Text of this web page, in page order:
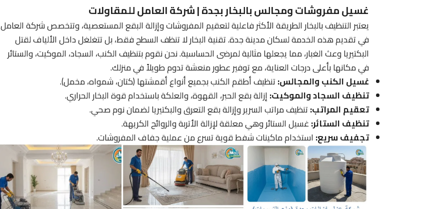
غسيل مفروشات ومجالس بالبخار بجدة | شركة العامل للمقاولات
يعتبر التنظيف بالبخار الطريقة الأكثر فاعلية لتعقيم المفروشات وإزالة البقع المستعصية، وتتخصص شركة العامل
في تقديم هذه الخدمة لسكان مدينة جدة. تقنية البخار لا تنظف السطح فقط، بل تتغلغل داخل الألياف لقتل
البكتيريا وعث الغبار، مما يجعلها مثالية لمرضى الحساسية. نحن نقوم بتنظيف الكنب، السجاد، الموكيت، والستائر
في مكانها بأعلى درجات العناية، مع توفير عطور منعشة تدوم طويلاً في منزلك.
غسيل الكنب والمجالس:تنظيف أطقم الكنب بجميع أنواع أقمشتها (كتان، شمواه، مخمل).
تنظيف السجاد والموكيت:إزالة بقع الحبر، القهوة، والعلكة باستخدام قوة البخار الحراري.
تعقيم المراتب:تنظيف مراتب السرير وإزالة بقع التعرق والبكتيريا لضمان نوم صحي.
تنظيف الستائر:غسيل الستائر وهي معلقة لإزالة الأتربة والروائح الكريهة.
تجفيف سريع: استخدام ماكينات شفط قوية تسرع من عملية جفاف المفروشات.